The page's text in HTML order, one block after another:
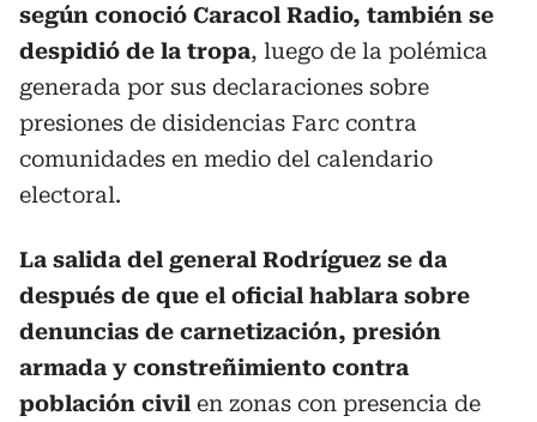
según conoció Caracol Radio, también se
despidió de la tropa, luego de la polémica
generada por sus declaraciones sobre
presiones de disidencias Farc contra
comunidades en medio del calendario
electoral.
La salida del general Rodríguez se da
después de que el oficial hablara sobre
denuncias de carnetización, presión
armada y constreñimiento contra
población civil en zonas con presencia de